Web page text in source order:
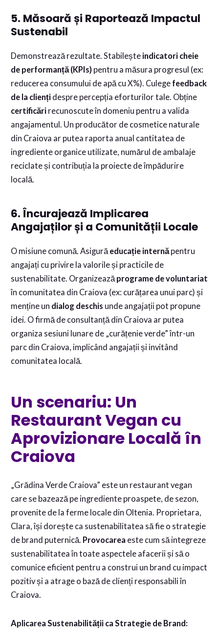
5. Măsoară și Raportează Impactul
Sustenabil
Demonstrează rezultate. Stabilește indicatori cheie
de performanță (KPIs) pentru a măsura progresul (ex:
reducerea consumului de apă cu X%). Culege feedback
de la clienți despre percepția eforturilor tale. Obține
certificări recunoscute în domeniu pentru a valida
angajamentul. Un producător de cosmetice naturale
din Craiova ar putea raporta anual cantitatea de
ingrediente organice utilizate, numărul de ambalaje
reciclate și contribuția la proiecte de împădurire
locală.
6. Încurajează Implicarea
Angajaților și a Comunității Locale
O misiune comună. Asigură educație internăpentru
angajați cu privire la valorile și practicile de
sustenabilitate. Organizează programe de voluntariat
în comunitatea din Craiova (ex: curățarea unui parc) și
menține un dialog deschis unde angajații pot propune
idei. O firmă de consultanță din Craiova ar putea
organiza sesiuni lunare de „curățenie verde” într-un
parc din Craiova, implicând angajații și invitând
comunitatea locală.
Un scenariu: Un
Restaurant Vegan cu
Aprovizionare Locală în
Craiova
„Grădina Verde Craiova” este un restaurant vegan
care se bazează pe ingrediente proaspete, de sezon,
provenite de la ferme locale din Oltenia. Proprietara,
Clara, își dorește ca sustenabilitatea să fie o strategie
de brand puternică. Provocarea este cum să integreze
sustenabilitatea în toate aspectele afacerii și să o
comunice eficient pentru a construi un brand cu impact
pozitiv și a atrage o bază de clienți responsabili în
Craiova.
Aplicarea Sustenabilității ca Strategie de Brand: